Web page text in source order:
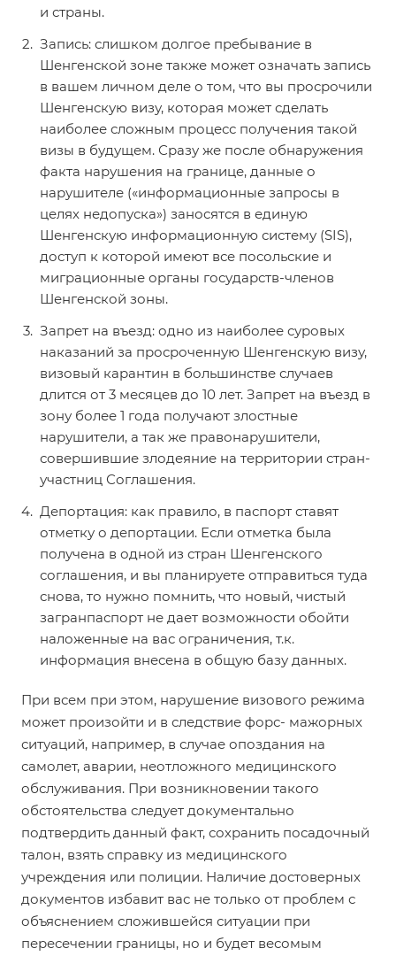
и страны.
Запись: слишком долгое пребывание в
Шенгенской зоне также может означать запись
в вашем личном деле о том, что вы просрочили
Шенгенскую визу, которая может сделать
наиболее сложным процесс получения такой
визы в будущем. Сразу же после обнаружения
факта нарушения на границе, данные о
нарушителе («информационные запросы в
целях недопуска») заносятся в единую
Шенгенскую информационную систему (SIS),
доступ к которой имеют все посольские и
миграционные органы государств-членов
Шенгенской зоны.
Запрет на въезд: одно из наиболее суровых
наказаний за просроченную Шенгенскую визу,
визовый карантин в большинстве случаев
длится от 3 месяцев до 10 лет. Запрет на въезд в
зону более 1 года получают злостные
нарушители, а так же правонарушители,
совершившие злодеяние на территории стран-
участниц Соглашения.
Депортация: как правило, в паспорт ставят
отметку о депортации. Если отметка была
получена в одной из стран Шенгенского
соглашения, и вы планируете отправиться туда
снова, то нужно помнить, что новый, чистый
загранпаспорт не дает возможности обойти
наложенные на вас ограничения, т.к.
информация внесена в общую базу данных.
При всем при этом, нарушение визового режима
может произойти и в следствие форс- мажорных
ситуаций, например, в случае опоздания на
самолет, аварии, неотложного медицинского
обслуживания. При возникновении такого
обстоятельства следует документально
подтвердить данный факт, сохранить посадочный
талон, взять справку из медицинского
учреждения или полиции. Наличие достоверных
документов избавит вас не только от проблем с
объяснением сложившейся ситуации при
пересечении границы, но и будет весомым